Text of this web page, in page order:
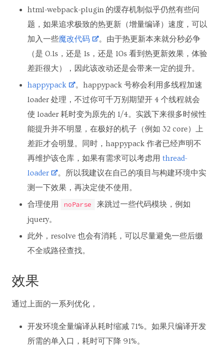
html-webpack-plugin 的缓存机制似乎仍然有些问
题，如果追求极致的热更新（增量编译）速度，可以
加入一些魔改代码
。由于热更新本来就分秒必争
（是 0.1s，还是 1s，还是 10s 看到热更新效果，体验
差距很大），因此该改动还是会带来一定的提升。
happypack
。happypack 号称会利用多线程加速
loader 处理，不过你可千万别期望开 4 个线程就会
使 loader 耗时变为原先的 1/4。实践下来很多时候性
能提升并不明显，在极好的机子（例如 32 core）上
差距才会明显。同时，happypack 作者已经声明不
再维护该仓库，如果有需求可以考虑用 thread-
loader
。所以我建议在自己的项目与构建环境中实
测一下效果，再决定使不使用。
合理使用
noParse
来跳过一些代码模块，例如
jquery。
此外，resolve 也会有消耗，可以尽量避免一些后缀
不全或路径查找。
效果
通过上面的一系列优化，
开发环境全量编译从耗时缩减 71%。如果只编译开发
所需的单入口，耗时可下降 91%。